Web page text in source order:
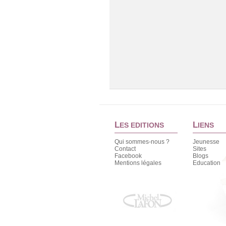
LES EDITIONS
Qui sommes-nous ?
Contact
Facebook
Mentions légales
LIENS
Jeunesse
Sites
Blogs
Education